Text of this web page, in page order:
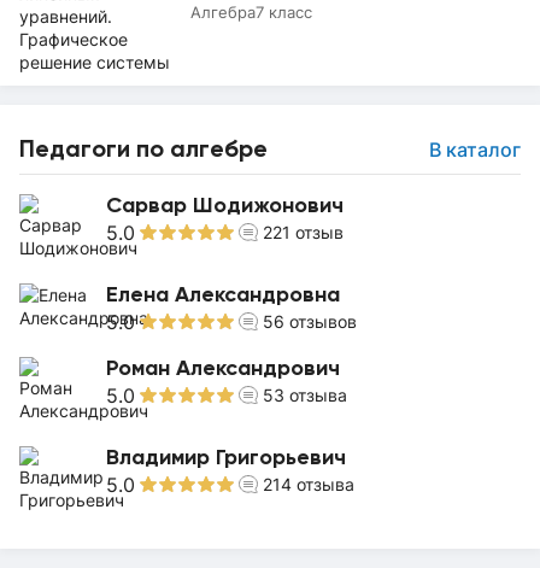
Алгебра7 класс
Педагоги по алгебре В каталог
Сарвар Шодижонович
5.0 221 отзыв
Елена Александровна
5.0 56 отзывов
Роман Александрович
5.0 53 отзыва
Владимир Григорьевич
5.0 214 отзыва